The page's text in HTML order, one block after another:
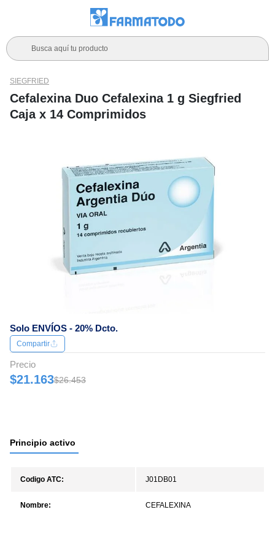
Busca aquí tu producto
Solo ENVÍOS - 20% Dcto.
SIEGFRIED
Cefalexina Duo Cefalexina 1 g Siegfried
Caja x 14 Comprimidos
Compartir
Precio
$21.163$26.453
Principio activo
Codigo ATC: J01DB01
Nombre: CEFALEXINA